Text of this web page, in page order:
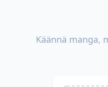
Käännä manga,